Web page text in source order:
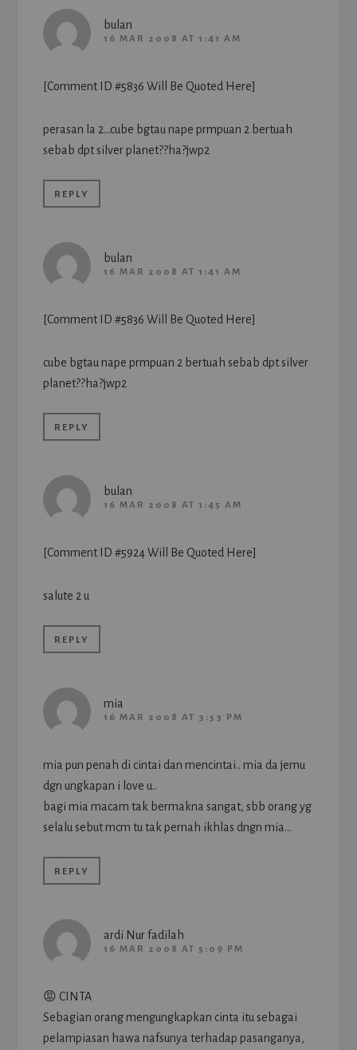
bulan
16 MAR 2008 AT 1:41 AM
[Comment ID #5836 Will Be Quoted Here]
perasan la 2…cube bgtau nape prmpuan 2 bertuah
sebab dpt silver planet??ha?jwp2
REPLY
bulan
16 MAR 2008 AT 1:41 AM
[Comment ID #5836 Will Be Quoted Here]
cube bgtau nape prmpuan 2 bertuah sebab dpt silver
planet??ha?jwp2
REPLY
bulan
16 MAR 2008 AT 1:45 AM
[Comment ID #5924 Will Be Quoted Here]
salute 2 u
REPLY
mia
16 MAR 2008 AT 3:53 PM
mia pun penah di cintai dan mencintai.. mia da jemu
dgn ungkapan i love u..
bagi mia macam tak bermakna sangat, sbb orang yg
selalu sebut mcm tu tak pernah ikhlas dngn mia…
REPLY
ardi Nur fadilah
16 MAR 2008 AT 5:09 PM
😡 CINTA
Sebagian orang mengungkapkan cinta itu sebagai
pelampiasan hawa nafsunya terhadap pasanganya,